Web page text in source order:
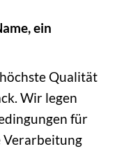
ein
Qualität
Wir legen
für
Verarbeitung